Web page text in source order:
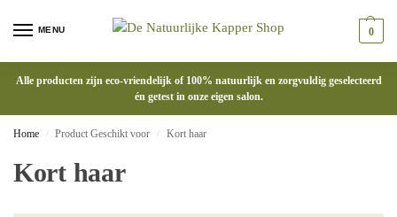
MENU 0
Alle producten zijn eco-vriendelijk of 100% natuurlijk en zorgvuldig geselecteerd
én getest in onze eigen salon.
Home / Product Geschikt voor / Kort haar
Kort haar